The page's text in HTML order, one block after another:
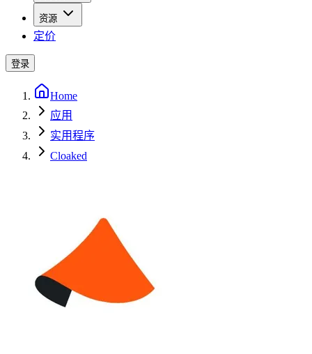
资源
定价
登录
Home
应用
实用程序
Cloaked